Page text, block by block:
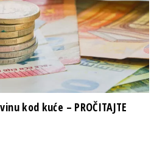
kod kuće – PROČITAJTE